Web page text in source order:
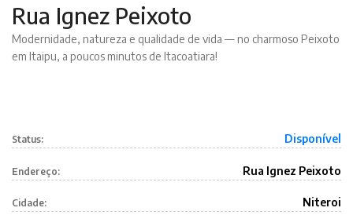
Rua Ignez Peixoto
Modernidade, natureza e qualidade de vida — no charmoso Peixoto
em Itaipu, a poucos minutos de Itacoatiara!
Status: Disponível
Endereço: Rua Ignez Peixoto
Cidade: Niteroi